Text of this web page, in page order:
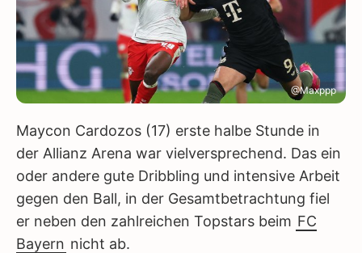
@Maxppp
Maycon Cardozos (17) erste halbe Stunde in
der Allianz Arena war vielversprechend. Das ein
oder andere gute Dribbling und intensive Arbeit
gegen den Ball, in der Gesamtbetrachtung fiel
er neben den zahlreichen Topstars beim FC
Bayern nicht ab.